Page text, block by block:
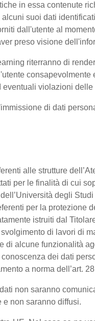
in essa contenute
suoi dati
dall'utente al
preso visione
riterranno di
eventuali violazioni delle
di dati
alle strutture
per le finalità di cui
degli
per la protezione
istruiti dal
di lavori di
di alcune funzionalità
dei dati
a norma dell’art.
non saranno
non saranno diffusi.